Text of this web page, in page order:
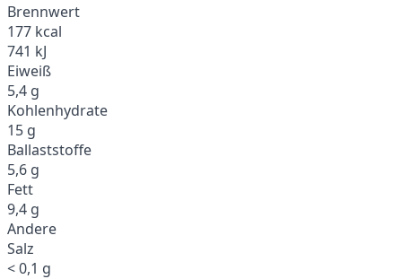
Brennwert
177 kcal
741 kJ
Eiweiß
5,4 g
Kohlenhydrate
15 g
Ballaststoffe
5,6 g
Fett
9,4 g
Andere
Salz
< 0,1 g